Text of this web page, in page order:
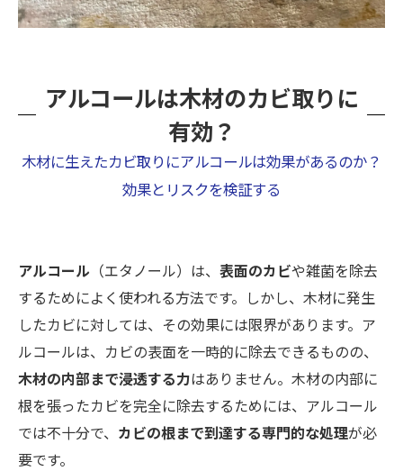
アルコールは木材のカビ取りに
有効？
木材に生えたカビ取りにアルコールは効果があるのか？
効果とリスクを検証する
アルコール （エタノール）は、 表面のカビや雑菌を除去
するためによく使われる方法です。しかし、木材に発生
したカビに対しては、その効果には限界があります。ア
ルコールは、カビの表面を一時的に除去できるものの、
木材の内部まで浸透する力はありません。木材の内部に
根を張ったカビを完全に除去するためには、アルコール
では不十分で、 カビの根まで到達する専門的な処理が必
要です。